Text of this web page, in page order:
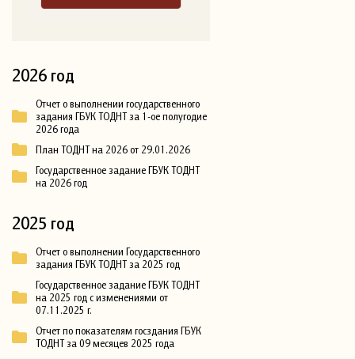
2026 год
Отчет о выполнении государственного
задания ГБУК ТОДНТ за 1-ое полугодие
2026 года
План ТОДНТ на 2026 от 29.01.2026
Государственное задание ГБУК ТОДНТ
на 2026 год
2025 год
Отчет о выполнении Государственного
задания ГБУК ТОДНТ за 2025 год
Государственное задание ГБУК ТОДНТ
на 2025 год с изменениями от
07.11.2025 г.
Отчет по показателям госздания ГБУК
ТОДНТ за 09 месяцев 2025 года